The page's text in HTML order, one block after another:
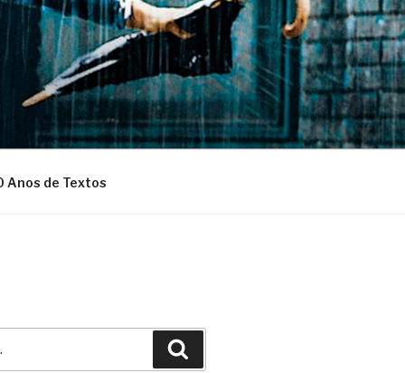
Anos de Textos